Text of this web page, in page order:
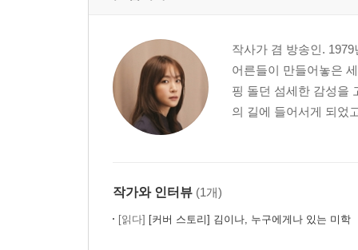
Talk about Sex
쿨하지 못해도 미안할 필요는 없다
첫사랑보다 선명한 첫 이별의 기억
어장관리 피해자
가해자의 이야기
4부 당신의 망상과 공상은 소중하다 _나의 아이디
나의 트라우마도 노래가 될 수 있을까
작사가 겸 방송인.
어른들이 만들어놓은
핑 돌던 섬세한 감성을
의 길에 들어서게 되었
작가와 인터뷰 (1개)
[읽다] [커버 스토리] 김이나, 누구에게나 있는 미학